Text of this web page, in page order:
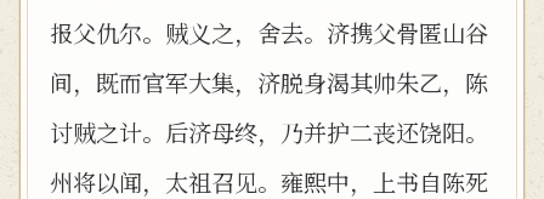
报父仇尔。贼义之，舍去。济携父骨匿山谷
间，既而官军大集，济脱身渴其帅朱乙，陈
讨贼之计。后济母终，乃并护二丧还饶阳。
州将以闻，太祖召见。雍熙中，上书自陈死